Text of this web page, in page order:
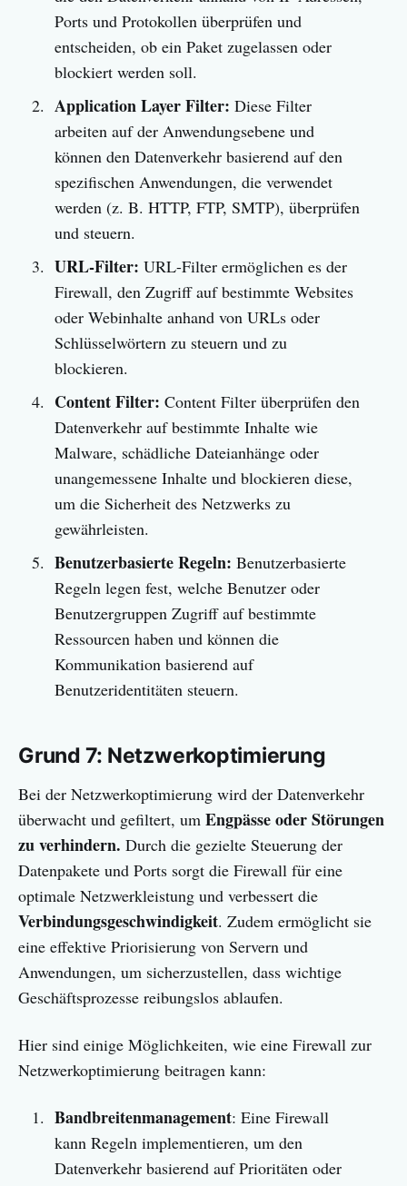
Ports und Protokollen überprüfen und
entscheiden, ob ein Paket zugelassen oder
blockiert werden soll.
Application Layer Filter: Diese Filter
arbeiten auf der Anwendungsebene und
können den Datenverkehr basierend auf den
spezifischen Anwendungen, die verwendet
werden (z. B. HTTP, FTP, SMTP), überprüfen
und steuern.
URL-Filter: URL-Filter ermöglichen es der
Firewall, den Zugriff auf bestimmte Websites
oder Webinhalte anhand von URLs oder
Schlüsselwörtern zu steuern und zu
blockieren.
Content Filter: Content Filter überprüfen den
Datenverkehr auf bestimmte Inhalte wie
Malware, schädliche Dateianhänge oder
unangemessene Inhalte und blockieren diese,
um die Sicherheit des Netzwerks zu
gewährleisten.
Benutzerbasierte Regeln: Benutzerbasierte
Regeln legen fest, welche Benutzer oder
Benutzergruppen Zugriff auf bestimmte
Ressourcen haben und können die
Kommunikation basierend auf
Benutzeridentitäten steuern.
Grund 7: Netzwerkoptimierung
Bei der Netzwerkoptimierung wird der Datenverkehr
überwacht und gefiltert, um Engpässe oder Störungen
zu verhindern. Durch die gezielte Steuerung der
Datenpakete und Ports sorgt die Firewall für eine
optimale Netzwerkleistung und verbessert die
Verbindungsgeschwindigkeit. Zudem ermöglicht sie
eine effektive Priorisierung von Servern und
Anwendungen, um sicherzustellen, dass wichtige
Geschäftsprozesse reibungslos ablaufen.
Hier sind einige Möglichkeiten, wie eine Firewall zur
Netzwerkoptimierung beitragen kann:
Bandbreitenmanagement: Eine Firewall
kann Regeln implementieren, um den
Datenverkehr basierend auf Prioritäten oder